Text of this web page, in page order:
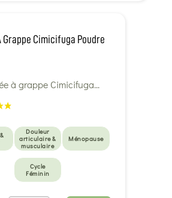
Grappe Cimicifuga Poudre
Douleur
articulaire &
musculaire
Ménopause
Cycle
Féminin